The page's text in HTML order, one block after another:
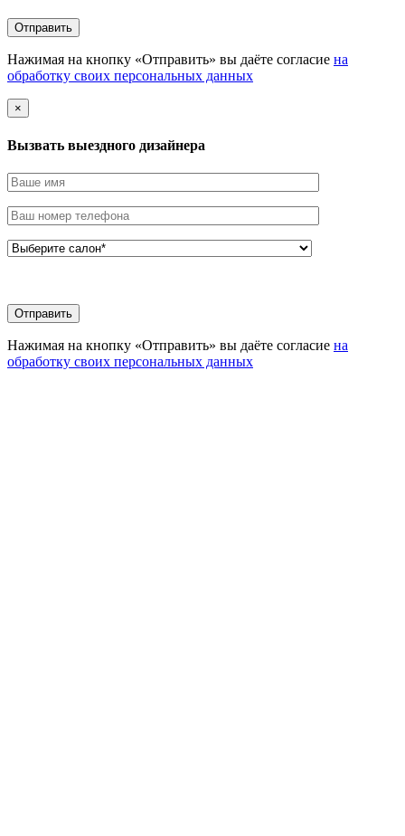
Нажимая на кнопку «Отправить» вы даёте согласие на
обработку своих персональных данных
×
Вызвать выездного дизайнера
Нажимая на кнопку «Отправить» вы даёте согласие на
обработку своих персональных данных